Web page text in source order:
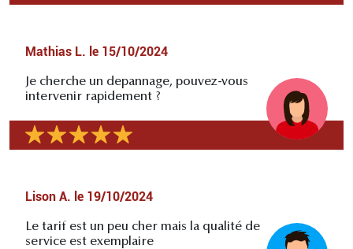
Mathias L. le 15/10/2024
Je cherche un depannage, pouvez-vous
intervenir rapidement ?
Lison A. le 19/10/2024
Le tarif est un peu cher mais la qualité de
service est exemplaire